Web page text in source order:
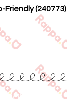
Friendly (240773)